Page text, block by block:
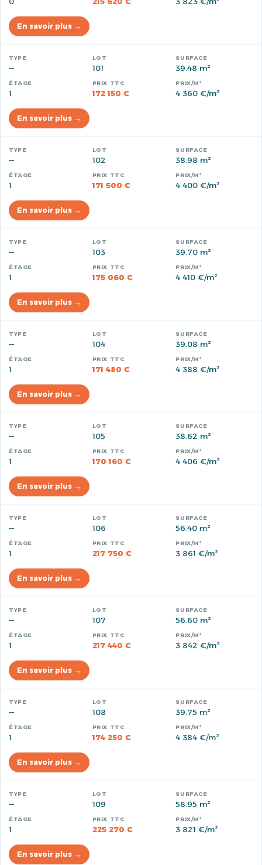
En savoir plus →
— 101 39.48 m²
1 172 150 € 4 360 €/m²
En savoir plus →
— 102 38.98 m²
1 171 500 € 4 400 €/m²
En savoir plus →
— 103 39.70 m²
1 175 060 € 4 410 €/m²
En savoir plus →
— 104 39.08 m²
1 171 480 € 4 388 €/m²
En savoir plus →
— 105 38.62 m²
1 170 160 € 4 406 €/m²
En savoir plus →
— 106 56.40 m²
1 217 750 € 3 861 €/m²
En savoir plus →
— 107 56.60 m²
1 217 440 € 3 842 €/m²
En savoir plus →
— 108 39.75 m²
1 174 250 € 4 384 €/m²
En savoir plus →
— 109 58.95 m²
1 225 270 € 3 821 €/m²
En savoir plus →